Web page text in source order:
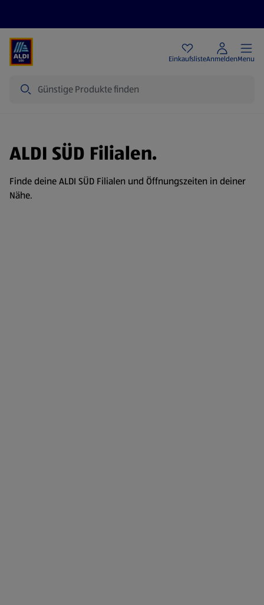
EinkaufslisteAnmeldenMenu
ALDI SÜD Filialen.
Finde deine ALDI SÜD Filialen und Öffnungszeiten in deiner
Nähe.